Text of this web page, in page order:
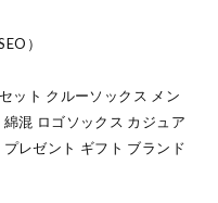
）
ット クルーソックス メン
混 ロゴソックス カジュア
レゼント ギフト ブランド